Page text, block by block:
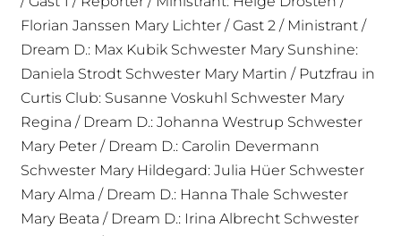
Florian Janssen Mary Lichter / Gast 2 / Ministrant /
Dream D.: Max Kubik Schwester Mary Sunshine:
Daniela Strodt Schwester Mary Martin / Putzfrau in
Curtis Club: Susanne Voskuhl Schwester Mary
Regina / Dream D.: Johanna Westrup Schwester
Mary Peter / Dream D.: Carolin Devermann
Schwester Mary Hildegard: Julia Hüer Schwester
Mary Alma / Dream D.: Hanna Thale Schwester
Mary Beata / Dream D.: Irina Albrecht Schwester